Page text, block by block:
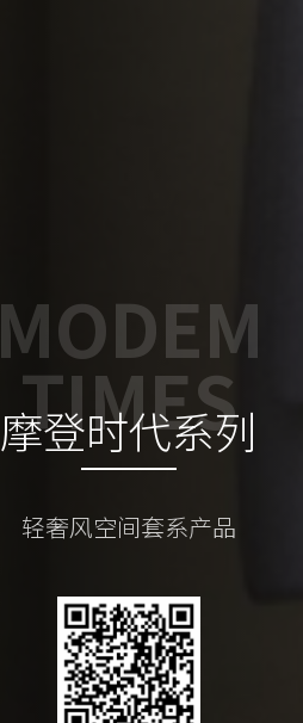
MODEM
TIMES
摩登时代系列
轻奢风空间套系产品